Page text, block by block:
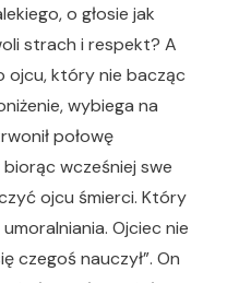
o głosie jak
strach i respekt? A
ojcu, który nie bacząc
wybiega na
połowę
wcześniej swe
ojcu śmierci. Który
Ojciec nie
czegoś nauczył”. On